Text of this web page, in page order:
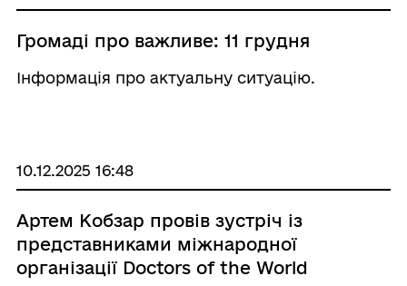
Громаді про важливе: 11 грудня
Інформація про актуальну ситуацію.
10.12.2025 16:48
Артем Кобзар провів зустріч із
представниками міжнародної
організації Doctors of the World